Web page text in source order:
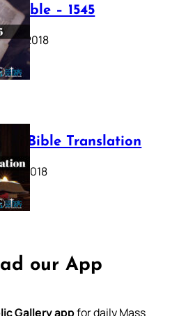
Bible – 1545
17, 2018
Bible Translation
11, 2018
our App
Gallery appfor daily Mass